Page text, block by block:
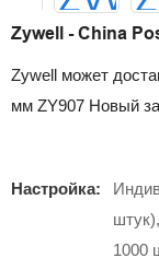
Zywell - China
Zywell может
мм ZY907 Новый
Настройка:
1000